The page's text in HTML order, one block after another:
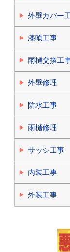
外壁カバー
漆喰工事
雨樋交換工
外壁修理
防水工事
雨樋修理
サッシ工事
内装工事
外装工事